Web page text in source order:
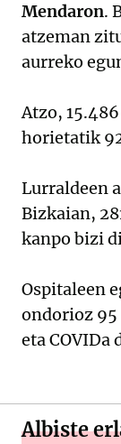
Mendaron.
atzeman
aurreko
Atzo,
horietatik
Lurraldeen
Bizkaian,
kanpo bizi
Ospitaleen
ondorioz 95
eta COVIDa
Albiste